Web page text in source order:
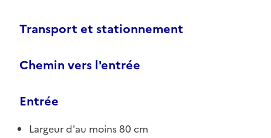
Transport et stationnement
Chemin vers l'entrée
Entrée
Largeur d'au moins 80 cm